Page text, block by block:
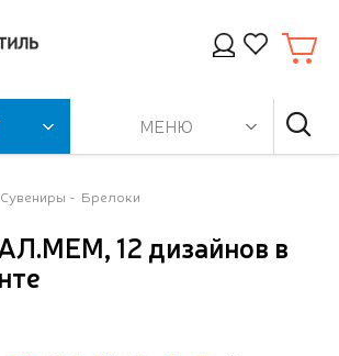
МЕНЮ
Сувениры Брелоки
12 дизайнов в